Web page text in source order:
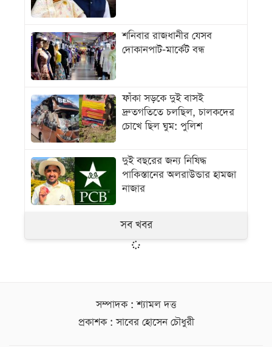
শনিবার রাজধানীর যেসব
দোকানপাট-মার্কেট বন্ধ
ফাঁকা সড়কে দুই বাসই
দ্রুতগতিতে চলছিল, চালকদের
চোখে ছিল ঘুম: পুলিশ
দুই বছরের জন্য নিষিদ্ধ
পাকিস্তানের অলরাউন্ডার হামজা
নাজার
সব খবর
সম্পাদক : শ্যামল দত্ত
প্রকাশক : সাবের হোসেন চৌধুরী